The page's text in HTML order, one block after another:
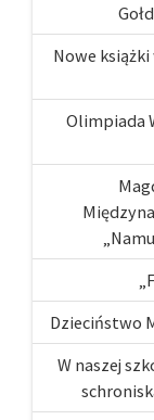
Nowe
Olimpiada
Dzieciństwo
W naszej